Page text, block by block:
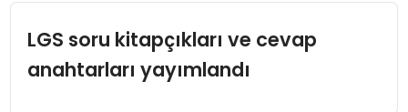
DÜNYA
LGS soru kitapçıkları ve cevap
anahtarları yayımlandı